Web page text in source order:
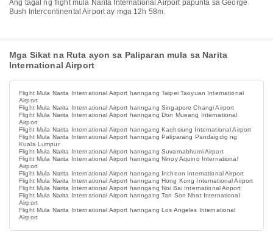
Ang tagal ng flight mula Narita International Airport papunta sa George
Bush Intercontinental Airport ay mga 12h 58m.
Mga Sikat na Ruta ayon sa Paliparan mula sa Narita
International Airport
Flight Mula Narita International Airport hanngang Taipei Taoyuan International
Airport
Flight Mula Narita International Airport hanngang Singapore Changi Airport
Flight Mula Narita International Airport hanngang Don Mueang International
Airport
Flight Mula Narita International Airport hanngang Kaohsiung International Airport
Flight Mula Narita International Airport hanngang Paliparang Pandaigdig ng
Kuala Lumpur
Flight Mula Narita International Airport hanngang Suvarnabhumi Airport
Flight Mula Narita International Airport hanngang Ninoy Aquino International
Airport
Flight Mula Narita International Airport hanngang Incheon International Airport
Flight Mula Narita International Airport hanngang Hong Kong International Airport
Flight Mula Narita International Airport hanngang Noi Bai International Airport
Flight Mula Narita International Airport hanngang Tan Son Nhat International
Airport
Flight Mula Narita International Airport hanngang Los Angeles International
Airport